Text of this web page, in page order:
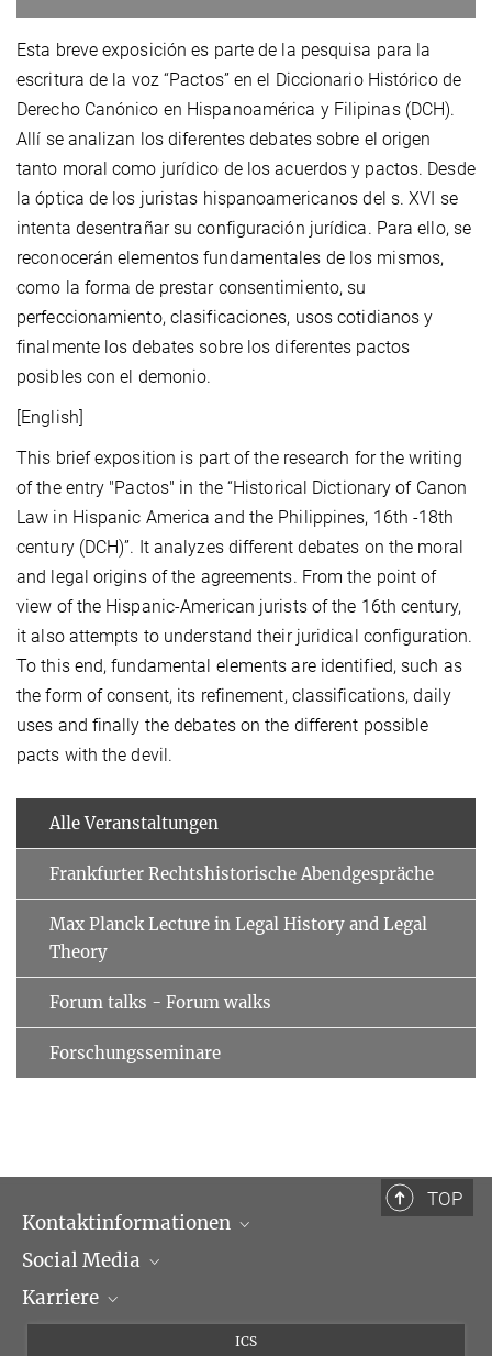
Esta breve exposición es parte de la pesquisa para la
escritura de la voz “Pactos” en el Diccionario Histórico de
Derecho Canónico en Hispanoamérica y Filipinas (DCH).
Allí se analizan los diferentes debates sobre el origen
tanto moral como jurídico de los acuerdos y pactos. Desde
la óptica de los juristas hispanoamericanos del s. XVI se
intenta desentrañar su configuración jurídica. Para ello, se
reconocerán elementos fundamentales de los mismos,
como la forma de prestar consentimiento, su
perfeccionamiento, clasificaciones, usos cotidianos y
finalmente los debates sobre los diferentes pactos
posibles con el demonio.
[English]
This brief exposition is part of the research for the writing
of the entry "Pactos" in the “Historical Dictionary of Canon
Law in Hispanic America and the Philippines, 16th -18th
century (DCH)”. It analyzes different debates on the moral
and legal origins of the agreements. From the point of
view of the Hispanic-American jurists of the 16th century,
it also attempts to understand their juridical configuration.
To this end, fundamental elements are identified, such as
the form of consent, its refinement, classifications, daily
uses and finally the debates on the different possible
pacts with the devil.
Alle Veranstaltungen
Frankfurter Rechtshistorische Abendgespräche
Max Planck Lecture in Legal History and Legal
Theory
Forum talks - Forum walks
Forschungsseminare
TOP
Kontaktinformationen
Öffnungszeiten & Anfahrt
Ansprechpartner*innen
Social Media
LinkedIn
Karriere
ICS